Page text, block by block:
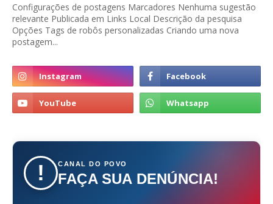
Configurações de postagens Marcadores Nenhuma sugestão
relevante Publicada em Links Local Descrição da pesquisa
Opções Tags de robôs personalizadas Criando uma nova
postagem...
! CANAL DO POVO
FAÇA SUA DENÚNCIA!